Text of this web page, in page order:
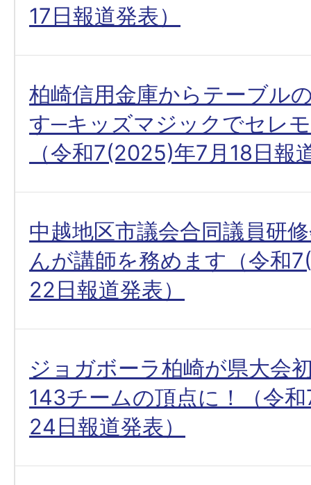
17日報道発表）
柏崎信用金庫からテーブル
す─キッズマジックでセレ
（令和7(2025)年7月18日報
中越地区市議会合同議員研
んが講師を務めます（令和
22日報道発表）
ジョガボーラ柏崎が県大会
143チームの頂点に！（令
24日報道発表）